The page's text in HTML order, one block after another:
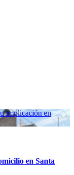
implicación en
en Santa